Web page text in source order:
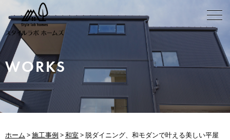
WORKS
ホーム >施工事例 >和室> 脱ダイニング、和モダンで叶える美しい平屋